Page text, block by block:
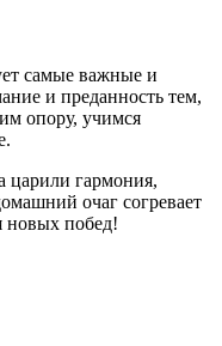
самые важные и
и преданность тем,
опору, учимся
царили гармония,
очаг согревает
новых побед!